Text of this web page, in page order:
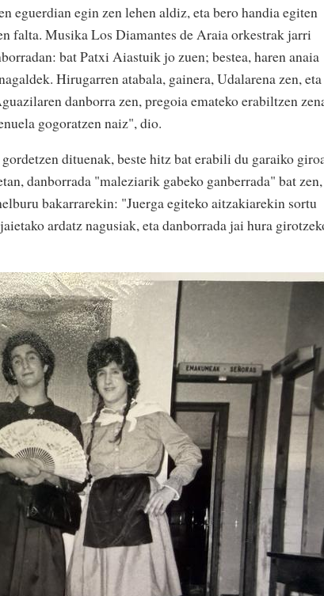
eguerdian egin zen lehen aldiz, eta bero handia egiten
falta. Musika Los Diamantes de Araia orkestrak jarri
bat Patxi Aiastuik jo zuen; bestea, haren anaia
Hirugarren atabala, gainera, Udalarena zen, eta
danborra zen, pregoia emateko erabiltzen
gogoratzen naiz", dio.
dituenak, beste hitz bat erabili du garaiko
danborrada "maleziarik gabeko ganberrada" bat zen,
bakarrarekin: "Juerga egiteko aitzakiarekin sortu
ardatz nagusiak, eta danborrada jai hura